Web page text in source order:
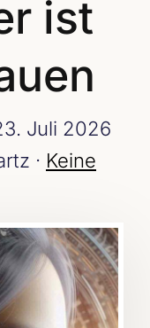
ist
Juli 2026
· Keine